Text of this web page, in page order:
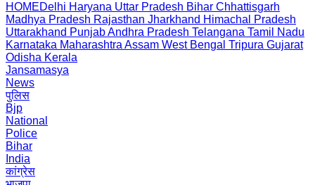
HOMEDelhi Haryana Uttar Pradesh Bihar Chhattisgarh
Madhya Pradesh Rajasthan Jharkhand Himachal Pradesh
Uttarakhand PunjabAndhra Pradesh Telangana Tamil Nadu
Karnataka Maharashtra Assam West Bengal Tripura Gujarat
Odisha Kerala
Jansamasya
News
पुलिस
Bjp
National
Police
Bihar
India
कांग्रेस